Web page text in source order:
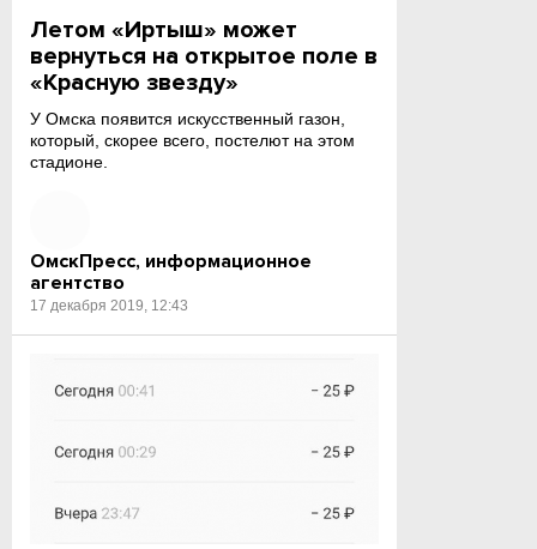
Летом «Иртыш» может
вернуться на открытое поле в
«Красную звезду»
У Омска появится искусственный газон,
который, скорее всего, постелют на этом
стадионе.
ОмскПресс, информационное
агентство
17 декабря 2019, 12:43